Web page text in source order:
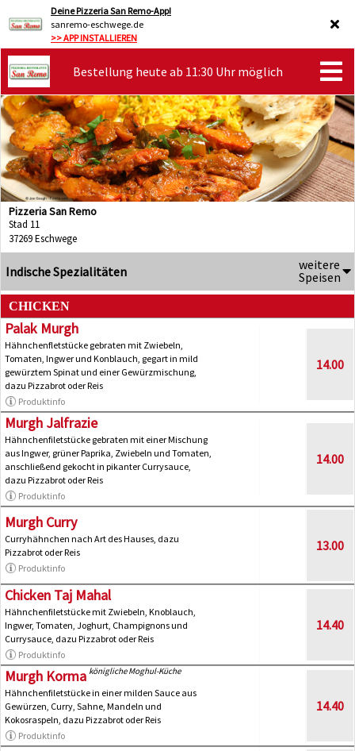
Deine Pizzeria San Remo-App!
sanremo-eschwege.de
>> APP INSTALLIEREN
Bestellung heute ab 11:30 Uhr möglich
Pizzeria San Remo
Stad 11
37269 Eschwege
Indische Spezialitäten
weitere
Speisen
CHICKEN
Palak Murgh
Hähnchenfletstücke gebraten mit Zwiebeln,
Tomaten, Ingwer und Konblauch, gegart in mild
gewürztem Spinat und einer Gewürzmischung,
dazu Pizzabrot oder Reis
Produktinfo
14.00
Murgh Jalfrazie
Hähnchenfiletstücke gebraten mit einer Mischung
aus Ingwer, grüner Paprika, Zwiebeln und Tomaten,
anschließend gekocht in pikanter Currysauce,
dazu Pizzabrot oder Reis
Produktinfo
14.00
Murgh Curry
Curryhähnchen nach Art des Hauses, dazu
Pizzabrot oder Reis
Produktinfo
13.00
Chicken Taj Mahal
Hähnchenfiletstücke mit Zwiebeln, Knoblauch,
Ingwer, Tomaten, Joghurt, Champignons und
Currysauce, dazu Pizzabrot oder Reis
Produktinfo
14.40
Murgh Korma königliche Moghul-Küche
Hähnchenfiletstücke in einer milden Sauce aus
Gewürzen, Curry, Sahne, Mandeln und
Kokosraspeln, dazu Pizzabrot oder Reis
Produktinfo
14.40